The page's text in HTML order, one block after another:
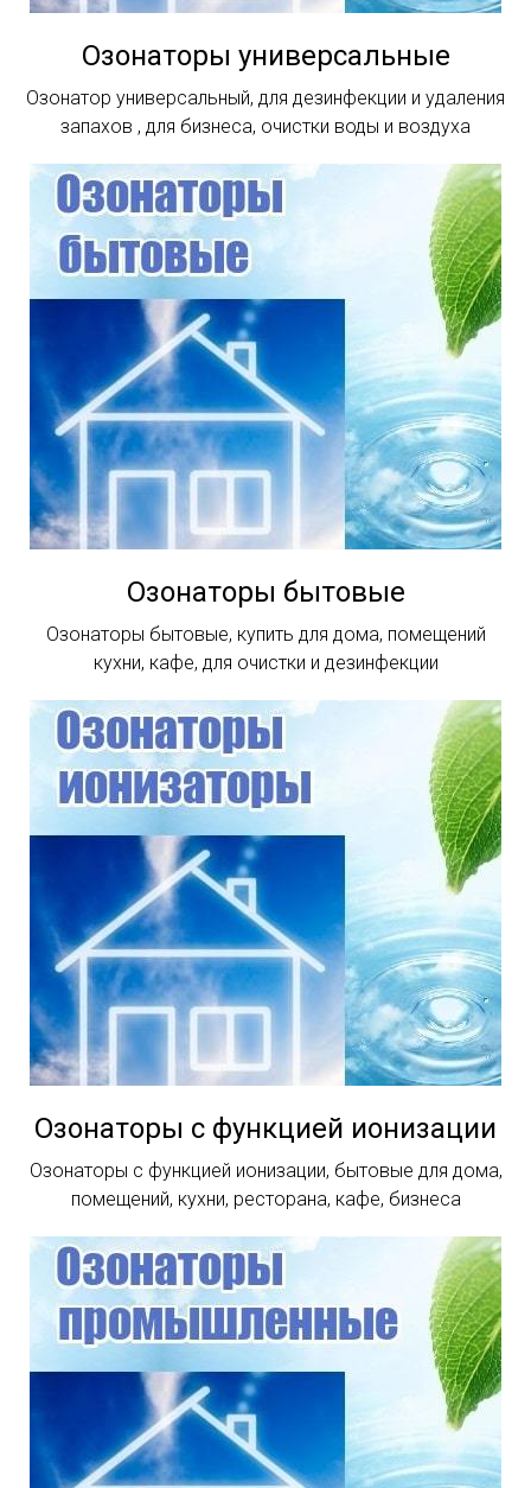
Озонаторы универсальные
Озонатор универсальный, для дезинфекции и удаления
запахов , для бизнеса, очистки воды и воздуха
Озонаторы бытовые
Озонаторы бытовые, купить для дома, помещений
кухни, кафе, для очистки и дезинфекции
Озонаторы с функцией ионизации
Озонаторы с функцией ионизации, бытовые для дома,
помещений, кухни, ресторана, кафе, бизнеса